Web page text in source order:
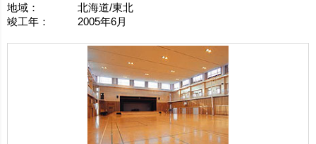
地域：
北海道/東北
竣工年：
2005年6月